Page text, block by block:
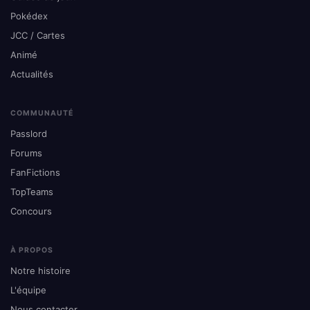
Pokédex
JCC / Cartes
Animé
Actualités
COMMUNAUTÉ
Passlord
Forums
FanFictions
TopTeams
Concours
À PROPOS
Notre histoire
L'équipe